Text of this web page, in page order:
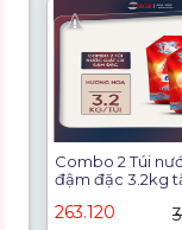
Combo 2 Túi
đậm đặc 3.2kg
đôi sức mạnh
quần áo khử
263.120